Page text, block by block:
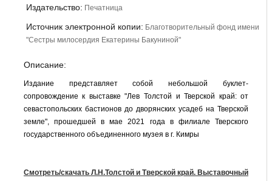
Издательство: Печатница
Источник электронной копии: Благотворительный фонд имени
"Сестры милосердия Екатерины Бакуниной"
Описание:
Издание представляет собой небольшой буклет-
сопровождение к выставке "Лев Толстой и Тверской край: от
севастопольских бастионов до дворянских усадеб на Тверской
земле", прошедшей в мае 2021 года в филиале Тверского
государственного объединенного музея в г. Кимры
Смотреть/скачать Л.Н.Толстой и Тверской край. Выставочный